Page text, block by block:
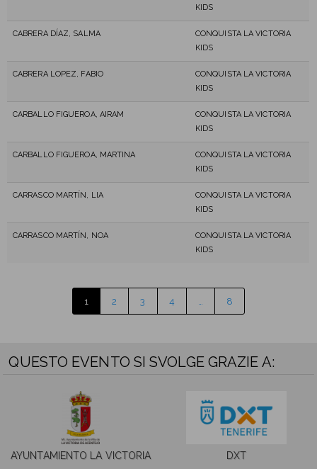
KIDS
CABRERA DÍAZ, SALMA
CONQUISTA LA VICTORIA
KIDS
CABRERA LOPEZ, FABIO
CONQUISTA LA VICTORIA
KIDS
CARBALLO FIGUEROA, AIRAM
CONQUISTA LA VICTORIA
KIDS
CARBALLO FIGUEROA, MARTINA
CONQUISTA LA VICTORIA
KIDS
CARRASCO MARTÍN, LIA
CONQUISTA LA VICTORIA
KIDS
CARRASCO MARTÍN, NOA
CONQUISTA LA VICTORIA
KIDS
1 2 3 4 8
QUESTO EVENTO SI SVOLGE GRAZIE A:
AYUNTAMIENTO LA VICTORIA DXT